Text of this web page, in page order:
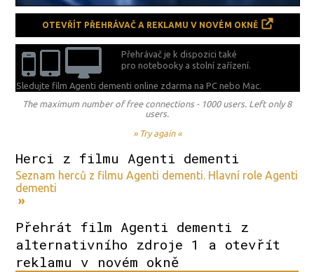
OTEVŘÍT PŘEHRÁVAČ A REKLAMU V NOVÉM OKNĚ
Přehrávač je k dispozici také
pro notebooky a stolní zařízení.
Sledujte film Agenti dementi online zdarma naPC nebo Mac.
The maximum number of free connections - 1000 users. Left only 8
users.
» Try again «
Herci z filmu Agenti dementi
Seznam herců z filmu Agenti dementi. Hlavní role Agenti
dementi
»
Přehrát film Agenti dementi z
alternativního zdroje 1 a otevřít
reklamu v novém okně